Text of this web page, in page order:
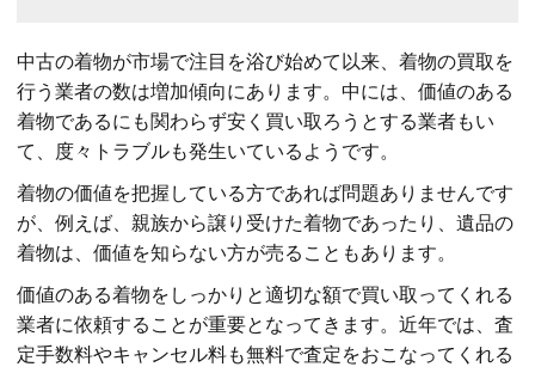
中古の着物が市場で注目を浴び始めて以来、着物の買取を
行う業者の数は増加傾向にあります。中には、価値のある
着物であるにも関わらず安く買い取ろうとする業者もい
て、度々トラブルも発生いているようです。
着物の価値を把握している方であれば問題ありませんです
が、例えば、親族から譲り受けた着物であったり、遺品の
着物は、価値を知らない方が売ることもあります。
価値のある着物をしっかりと適切な額で買い取ってくれる
業者に依頼することが重要となってきます。近年では、査
定手数料やキャンセル料も無料で査定をおこなってくれる